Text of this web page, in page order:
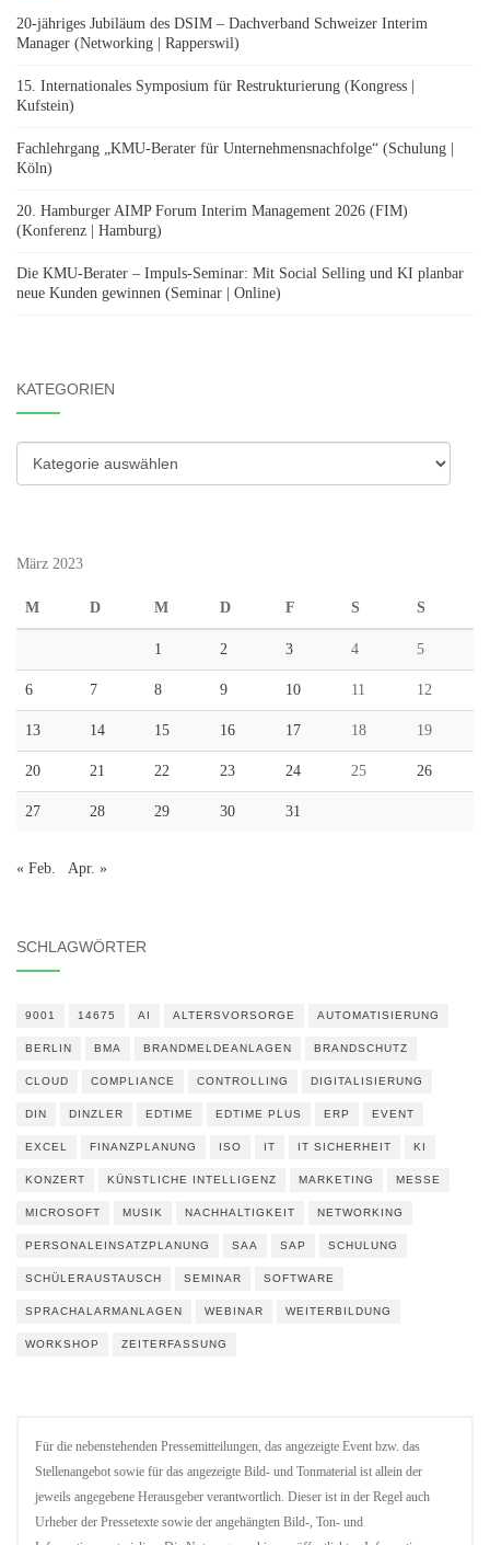
20-jähriges Jubiläum des DSIM – Dachverband Schweizer Interim
Manager (Networking | Rapperswil)
15. Internationales Symposium für Restrukturierung (Kongress |
Kufstein)
Fachlehrgang „KMU-Berater für Unternehmensnachfolge“ (Schulung |
Köln)
20. Hamburger AIMP Forum Interim Management 2026 (FIM)
(Konferenz | Hamburg)
Die KMU-Berater – Impuls-Seminar: Mit Social Selling und KI planbar
neue Kunden gewinnen (Seminar | Online)
KATEGORIEN
Kategorien
März 2023
M D M D F S S
1 2 3 4 5
6 7 8 9 10 11 12
13 14 15 16 17 18 19
20 21 22 23 24 25 26
27 28 29 30 31
« Feb. Apr. »
SCHLAGWÖRTER
9001 14675 AI ALTERSVORSORGE AUTOMATISIERUNG
BERLIN BMA BRANDMELDEANLAGEN BRANDSCHUTZ
CLOUD COMPLIANCE CONTROLLING DIGITALISIERUNG
DIN DINZLER EDTIME EDTIME PLUS ERP EVENT
EXCEL FINANZPLANUNG ISO IT IT SICHERHEIT KI
KONZERT KÜNSTLICHE INTELLIGENZ MARKETING MESSE
MICROSOFT MUSIK NACHHALTIGKEIT NETWORKING
PERSONALEINSATZPLANUNG SAA SAP SCHULUNG
SCHÜLERAUSTAUSCH SEMINAR SOFTWARE
SPRACHALARMANLAGEN WEBINAR WEITERBILDUNG
WORKSHOP ZEITERFASSUNG
Für die nebenstehenden Pressemitteilungen, das angezeigte Event bzw. das
Stellenangebot sowie für das angezeigte Bild- und Tonmaterial ist allein der
jeweils angegebene Herausgeber verantwortlich. Dieser ist in der Regel auch
Urheber der Pressetexte sowie der angehängten Bild-, Ton- und